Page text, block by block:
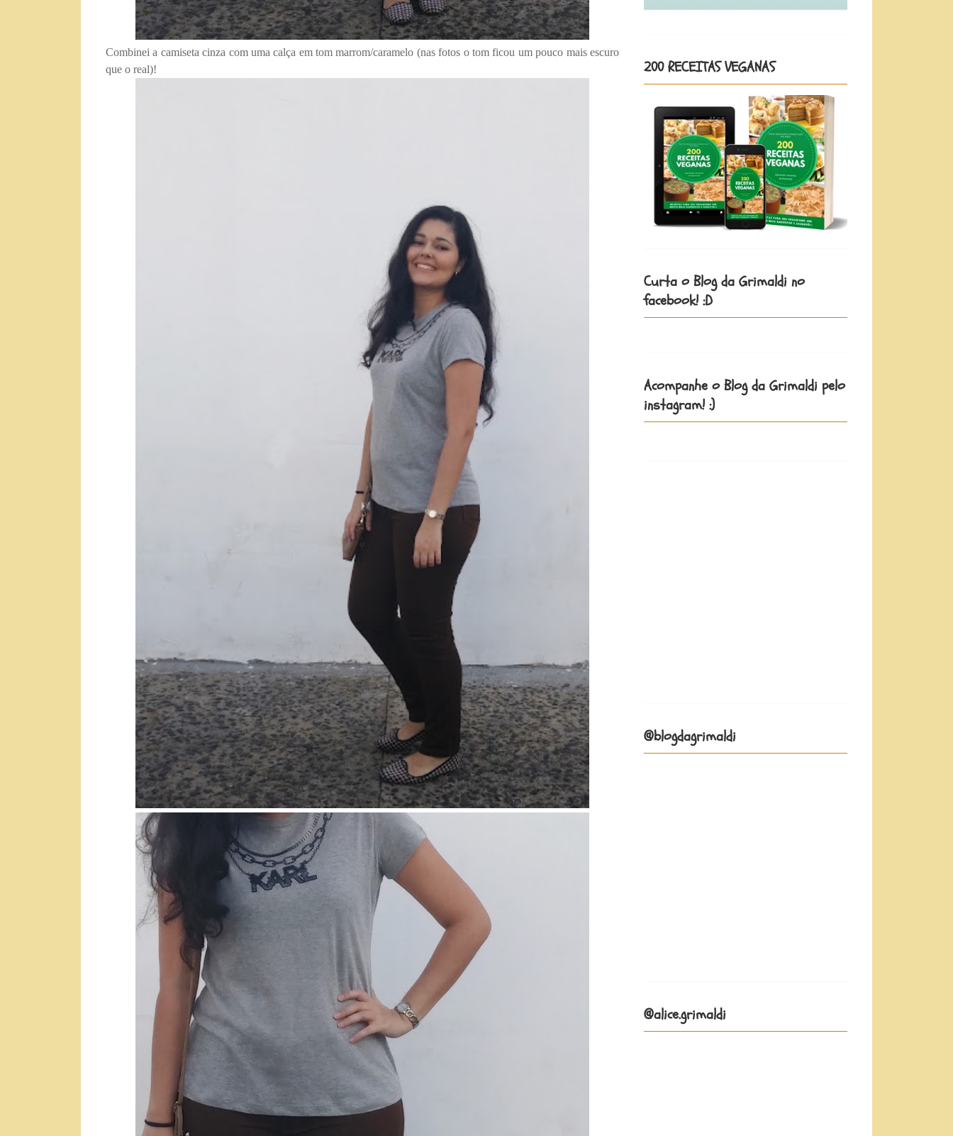
Combinei a camiseta cinza com uma calça em tom marrom/caramelo (nas fotos o tom ficou um pouco mais escuro
que o real)!
200 RECEITAS VEGANAS
Curta o Blog da Grimaldi no
facebook! :D
Acompanhe o Blog da Grimaldi pelo
instagram! :)
@blogdagrimaldi
@alice.grimaldi